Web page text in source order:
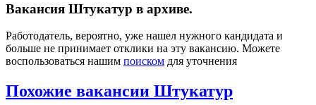
Вакансия Штукатур в архиве.
Работодатель, вероятно, уже нашел нужного кандидата и
больше не принимает отклики на эту вакансию. Можете
воспользоваться нашим поиском для уточнения
Похожие вакансии Штукатур